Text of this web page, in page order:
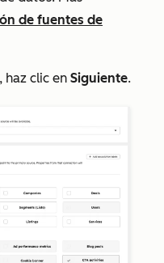
de fuentes de
haz clic en Siguiente.